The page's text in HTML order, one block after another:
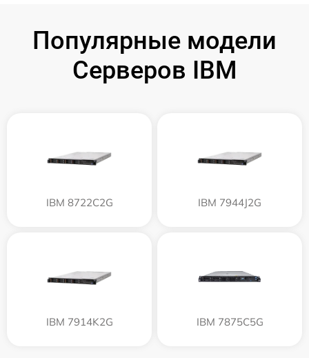
Популярные модели
Серверов IBM
IBM 8722C2G IBM 7944J2G
IBM 7914K2G IBM 7875C5G